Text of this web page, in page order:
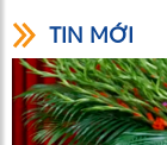
TIN MỚI